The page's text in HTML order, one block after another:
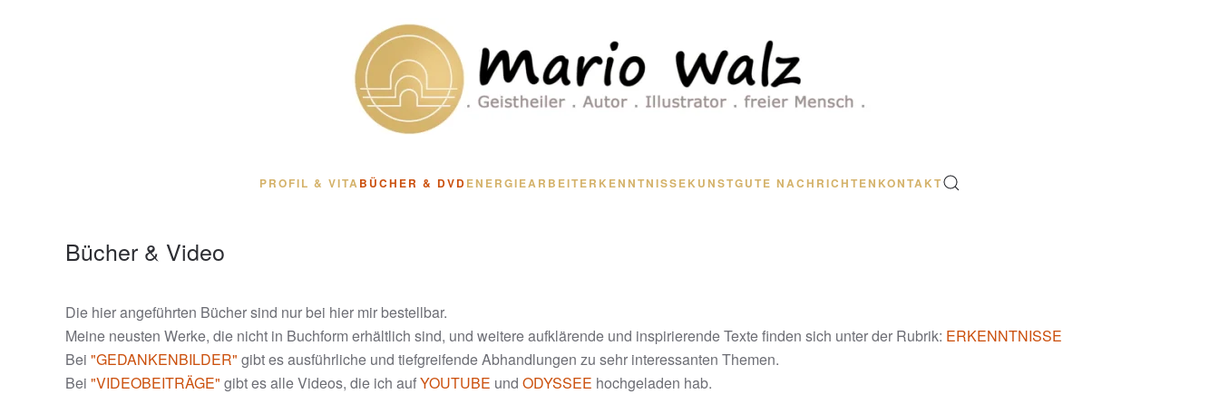
PROFIL & VITA BÜCHER & DVDENERGIEARBEITERKENNTNISSEKUNSTGUTE NACHRICHTEN KONTAKT
Bücher & Video
Die hier angeführten Bücher sind nur bei hier mir bestellbar.
Meine neusten Werke, die nicht in Buchform erhältlich sind, und weitere aufklärende und inspirierende Texte finden sich unter der Rubrik: ERKENNTNISSE
Bei "GEDANKENBILDER" gibt es ausführliche und tiefgreifende Abhandlungen zu sehr interessanten Themen.
Bei "VIDEOBEITRÄGE" gibt es alle Videos, die ich aufYOUTUBE und ODYSSEE hochgeladen hab.